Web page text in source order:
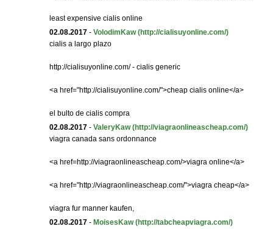
least expensive cialis online
02.08.2017 - VolodimKaw (http://cialisuyonline.com/)
cialis a largo plazo
http://cialisuyonline.com/ - cialis generic
<a href="http://cialisuyonline.com/">cheap cialis online</a>
el bulto de cialis compra
02.08.2017 - ValeryKaw (http://viagraonlineascheap.com/)
viagra canada sans ordonnance
<a href=http://viagraonlineascheap.com/>viagra online</a>
<a href="http://viagraonlineascheap.com/">viagra cheap</a>
viagra fur manner kaufen,
02.08.2017 - MoisesKaw (http://tabcheapviagra.com/)